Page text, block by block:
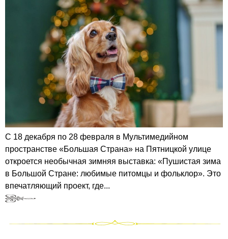
С 18 декабря по 28 февраля в Мультимедийном
пространстве «Большая Страна» на Пятницкой улице
откроется необычная зимняя выставка: «Пушистая зима
в Большой Стране: любимые питомцы и фольклор». Это
впечатляющий проект, где...